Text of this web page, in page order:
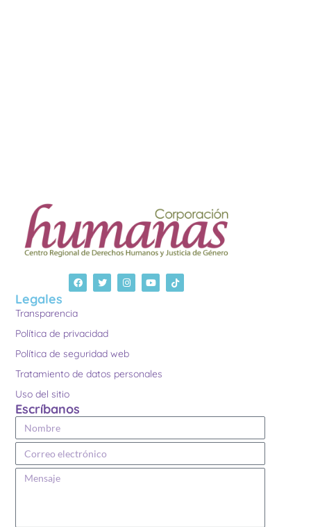
Legales
Transparencia
Política de privacidad
Política de seguridad web
Tratamiento de datos personales
Uso del sitio
Escríbanos